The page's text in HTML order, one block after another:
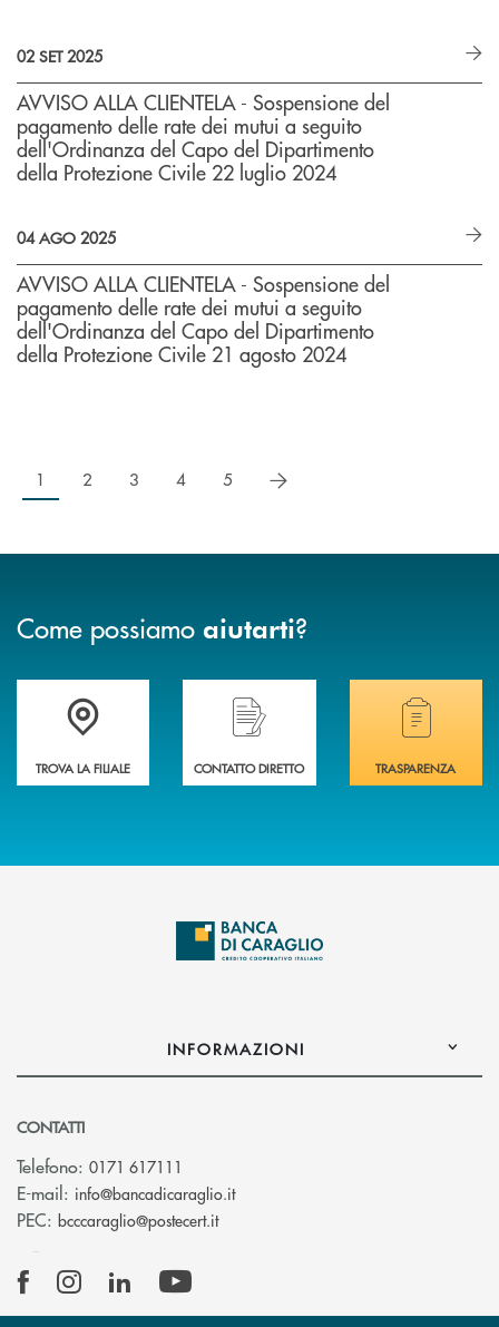
02 SET 2025
AVVISO ALLA CLIENTELA - Sospensione del
pagamento delle rate dei mutui a seguito
dell'Ordinanza del Capo del Dipartimento
della Protezione Civile 22 luglio 2024
04 AGO 2025
AVVISO ALLA CLIENTELA - Sospensione del
pagamento delle rate dei mutui a seguito
dell'Ordinanza del Capo del Dipartimento
della Protezione Civile 21 agosto 2024
1 2 3 4 5 successivo
Come possiamo aiutarti?
Accedi all' elenco completo delle filiali di Banca di Caraglio.
TROVA LA FILIALE
Hai bisogno di assistenza immediata?
CONTATTO DIRETTO
Hai bisogno di
TRASPARENZA
INFORMAZIONI
CONTATTI
Telefono: 0171 617111
E-mail: info@bancadicaraglio.it(si apre l’app di posta elettronica)
PEC: bcccaraglio@postecert.it(si apre l’app di posta elettronica)